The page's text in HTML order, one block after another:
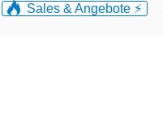
Sales & Angebote ⚡️